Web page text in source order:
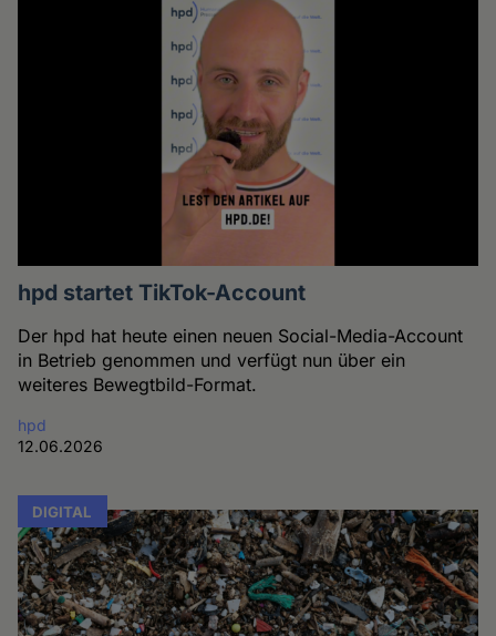
hpd startet TikTok-Account
Der hpd hat heute einen neuen Social-Media-Account
in Betrieb genommen und verfügt nun über ein
weiteres Bewegtbild-Format.
hpd
12.06.2026
DIGITAL